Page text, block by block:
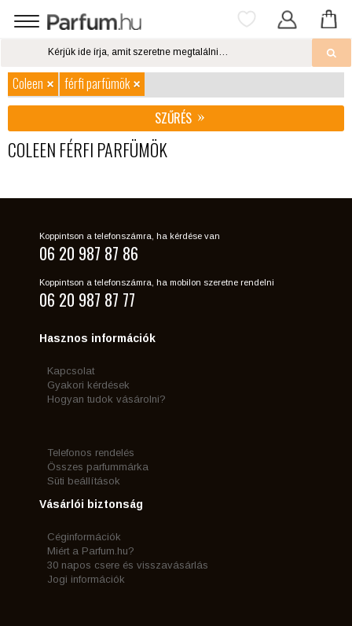
Coleen
férfi parfümök
SZŰRÉS
COLEEN FÉRFI PARFÜMÖK
Koppintson a telefonszámra, ha kérdése van
06 20 987 87 86
Koppintson a telefonszámra, ha mobilon szeretne rendelni
06 20 987 87 77
Hasznos információk
Kapcsolat
Gyakori kérdések
Hogyan tudok vásárolni?
Telefonos rendelés
Összes parfummárka
Süti beállítások
Vásárlói biztonság
Céginformációk
Miért a Parfum.hu?
30 napos csere és visszavásárlás
Jogi információk